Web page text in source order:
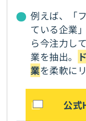
例えば、「
ている企業
ら今注力し
業を抽出。
業を柔軟に
公式